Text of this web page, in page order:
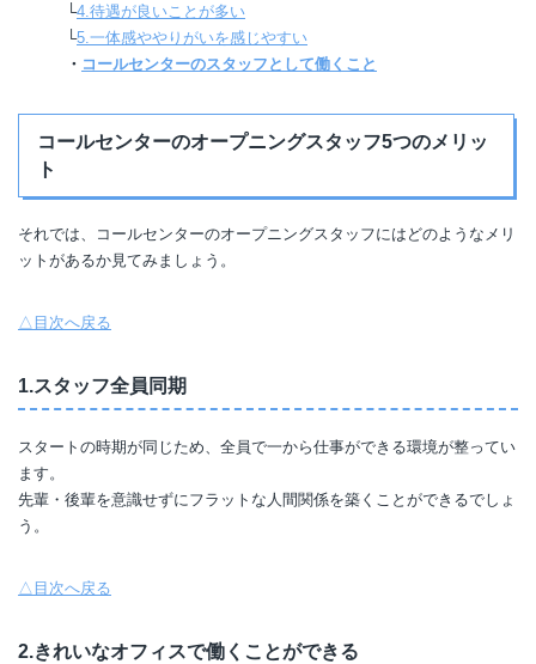
└4.待遇が良いことが多い
└5.一体感ややりがいを感じやすい
・ コールセンターのスタッフとして働くこと
コールセンターのオープニングスタッフ5つのメリッ
ト
それでは、コールセンターのオープニングスタッフにはどのようなメリ
ットがあるか見てみましょう。
△目次へ戻る
1.スタッフ全員同期
スタートの時期が同じため、全員で一から仕事ができる環境が整ってい
ます。
先輩・後輩を意識せずにフラットな人間関係を築くことができるでしょ
う。
△目次へ戻る
2.きれいなオフィスで働くことができる